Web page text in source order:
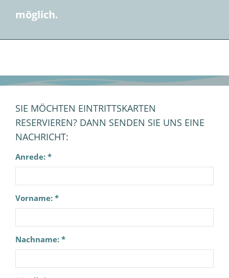
möglich.
SIE MÖCHTEN EINTRITTSKARTEN
RESERVIEREN? DANN SENDEN SIE UNS EINE
NACHRICHT:
Anrede: *
Vorname: *
Nachname: *